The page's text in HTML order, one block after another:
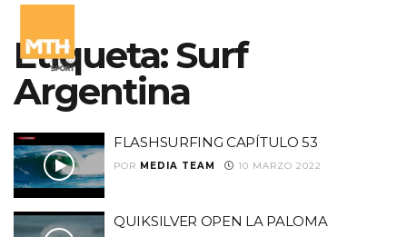
Etiqueta:Surf
Argentina
FLASHSURFING CAPÍTULO 53
POR MEDIA TEAM 10 MARZO 2022
QUIKSILVER OPEN LA PALOMA